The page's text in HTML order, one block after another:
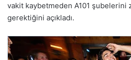
vakit kaybetmeden A101 şubelerini
gerektiğini açıkladı.